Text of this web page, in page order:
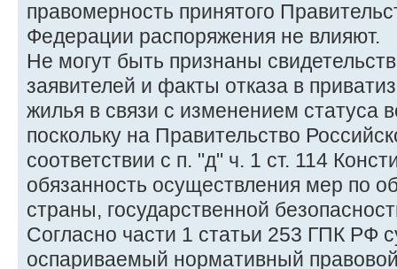
правомерность принятого
Федерации распоряжения не влияют.
Не могут быть признаны
заявителей и факты отказа в
жилья в связи с изменением статуса
поскольку на Правительство
соответствии с п. "д" ч. 1 ст. 114
обязанность осуществления мер по
страны, государственной
Согласно части 1 статьи 253 ГПК РФ
оспариваемый нормативный